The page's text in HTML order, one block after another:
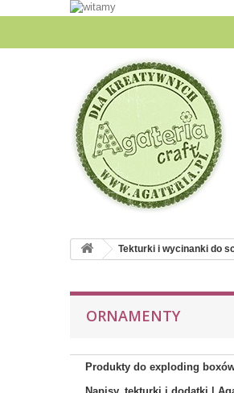
Tekturki i wycinanki do
ORNAMENTY
Produkty do exploding boxów